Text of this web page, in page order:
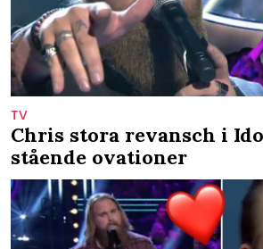
TV
Chris stora revansch i
stående ovationer